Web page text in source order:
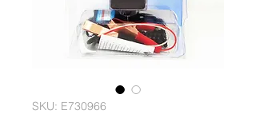
SKU: E730966